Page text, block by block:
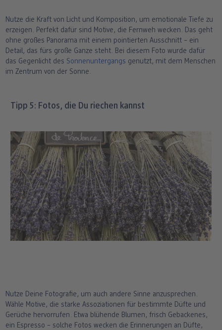
Nutze die Kraft von Licht und Komposition, um emotionale Tiefe zu
erzeigen. Perfekt dafür sind Motive, die Fernweh wecken. Das geht
ohne großes Panorama mit einem pointierten Ausschnitt – ein
Detail, das fürs große Ganze steht. Bei diesem Foto wurde dafür
das Gegenlicht des Sonnenuntergangs genutzt, mit dem Menschen
im Zentrum von der Sonne.
Tipp 5: Fotos, die Du riechen kannst
Nutze Deine Fotografie, um auch andere Sinne anzusprechen.
Wähle Motive, die starke Assoziationen für bestimmte Düfte und
Gerüche hervorrufen. Etwa blühende Blumen, frisch Gebackenes,
ein Espresso – solche Fotos wecken die Erinnerungen an Düfte,